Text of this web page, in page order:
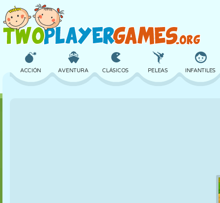
ACCIÓN AVENTURA CLÁSICOS PELEAS INFANTILES